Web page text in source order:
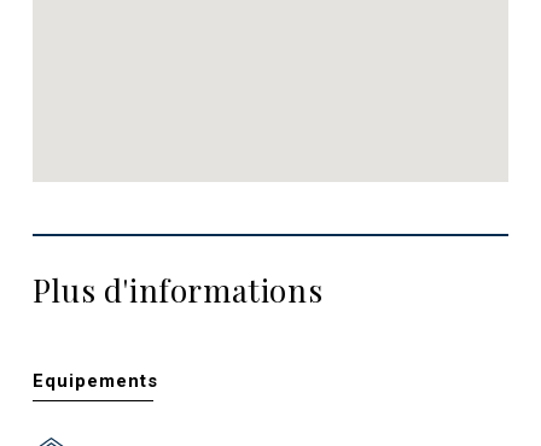
Plus d'informations
Equipements